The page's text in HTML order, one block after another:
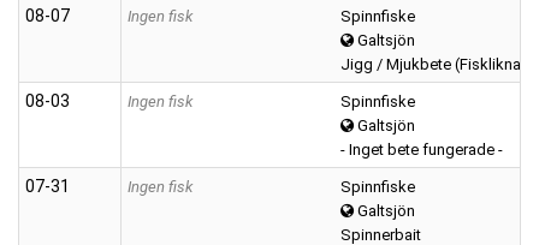
08‑07 Ingen fisk
Spinnfiske
Galtsjön
Jigg / Mjukbete
08‑03 Ingen fisk
Spinnfiske
Galtsjön
- Inget bete fungerade -
07‑31 Ingen fisk
Spinnfiske
Galtsjön
Spinnerbait